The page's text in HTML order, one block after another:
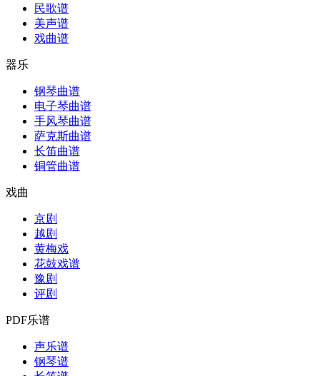
民歌谱
美声谱
戏曲谱
器乐
钢琴曲谱
电子琴曲谱
手风琴曲谱
萨克斯曲谱
长笛曲谱
铜管曲谱
戏曲
京剧
越剧
黄梅戏
花鼓戏谱
豫剧
评剧
PDF乐谱
声乐谱
钢琴谱